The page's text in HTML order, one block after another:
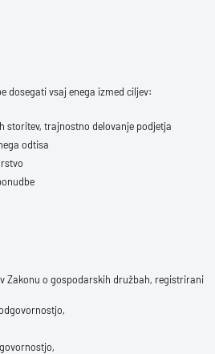
dosegati vsaj enega izmed ciljev:
storitev, trajnostno delovanje podjetja
odtisa
Zakonu o gospodarskih družbah, registrirani